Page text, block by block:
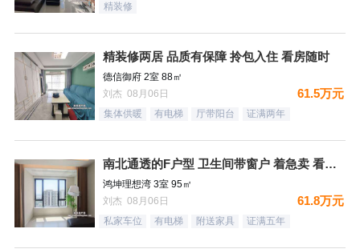
精装修
精装修两居 品质有保障 拎包入住 看房随时
德信御府 2室 88㎡
刘杰 08月06日
61.5万元
集体供暖 有电梯 厅带阳台 证满两年
南北通透的F户型 卫生间带窗户 着急卖 看房随时
鸿坤理想湾 3室 95㎡
刘杰 08月06日
61.8万元
私家车位 有电梯 附送家具 证满五年